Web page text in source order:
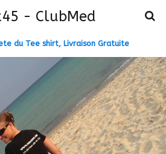
- ClubMed
du Tee shirt, Livraison Gratuite